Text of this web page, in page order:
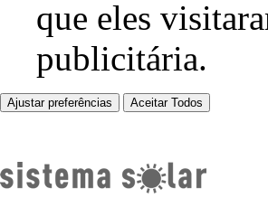
que eles
publicitária.
Ajustar preferências Aceitar Todos